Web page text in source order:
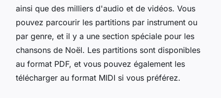
ainsi que des milliers d'audio et de vidéos. Vous
pouvez parcourir les partitions par instrument ou
par genre, et il y a une section spéciale pour les
chansons de Noël. Les partitions sont disponibles
au format PDF, et vous pouvez également les
télécharger au format MIDI si vous préférez.